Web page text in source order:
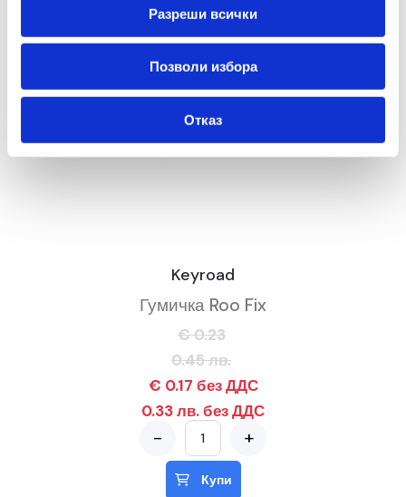
Разреши всички
Позволи избора
Отказ
Keyroad
Гумичка Roo Fix
€ 0.23
0.45 лв.
€ 0.17 без ДДС
0.33 лв. без ДДС
- +
Купи